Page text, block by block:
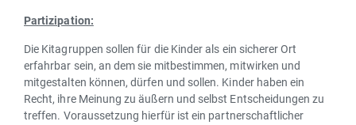
Partizipation:
Die Kitagruppen sollen für die Kinder als ein sicherer Ort
erfahrbar sein, an dem sie mitbestimmen, mitwirken und
mitgestalten können, dürfen und sollen. Kinder haben ein
Recht, ihre Meinung zu äußern und selbst Entscheidungen zu
treffen. Voraussetzung hierfür ist ein partnerschaftlicher